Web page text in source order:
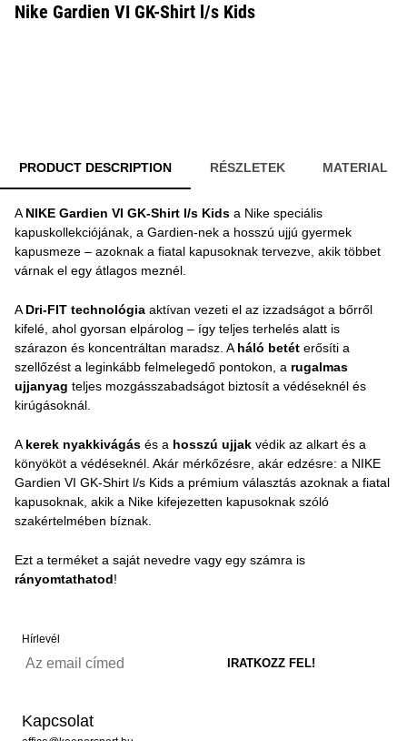
Nike Gardien VI GK-Shirt l/s Kids
PRODUCT DESCRIPTION RÉSZLETEK MATERIAL
A NIKE Gardien VI GK-Shirt l/s Kids a Nike speciális
kapuskollekciójának, a Gardien-nek a hosszú ujjú gyermek
kapusmeze – azoknak a fiatal kapusoknak tervezve, akik többet
várnak el egy átlagos meznél.
A Dri-FIT technológia aktívan vezeti el az izzadságot a bőrről
kifelé, ahol gyorsan elpárolog – így teljes terhelés alatt is
szárazon és koncentráltan maradsz. A háló betét erősíti a
szellőzést a leginkább felmelegedő pontokon, a rugalmas
ujjanyag teljes mozgásszabadságot biztosít a védéseknél és
kirúgásoknál.
A kerek nyakkivágás és a hosszú ujjak védik az alkart és a
könyököt a védéseknél. Akár mérkőzésre, akár edzésre: a NIKE
Gardien VI GK-Shirt l/s Kids a prémium választás azoknak a fiatal
kapusoknak, akik a Nike kifejezetten kapusoknak szóló
szakértelmében bíznak.
Ezt a terméket a saját nevedre vagy egy számra is
rányomtathatod!
Hírlevél
Kapcsolat